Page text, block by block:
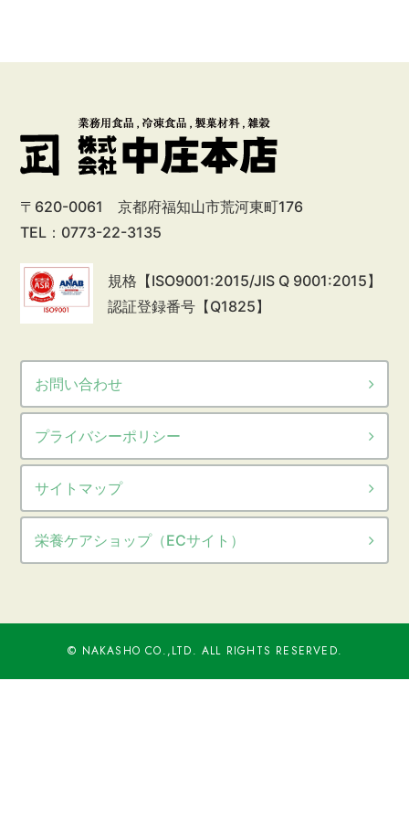
〒620-0061 京都府福知山市荒河東町176
TEL：0773-22-3135
規格【ISO9001:2015/JIS Q 9001:2015】
認証登録番号【Q1825】
お問い合わせ
プライバシーポリシー
サイトマップ
栄養ケアショップ（ECサイト）
© NAKASHO CO.,LTD. ALL RIGHTS RESERVED.